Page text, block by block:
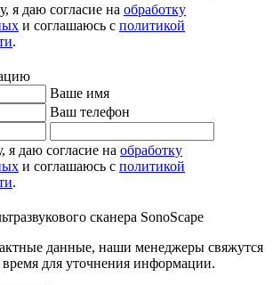
я даю согласие на обработку
и соглашаюсь с политикой
.
Ваше имя
Ваш телефон
даю согласие на обработку
и соглашаюсь с политикой
.
сканера SonoScape
данные, наши менеджеры свяжутся
для уточнения информации.